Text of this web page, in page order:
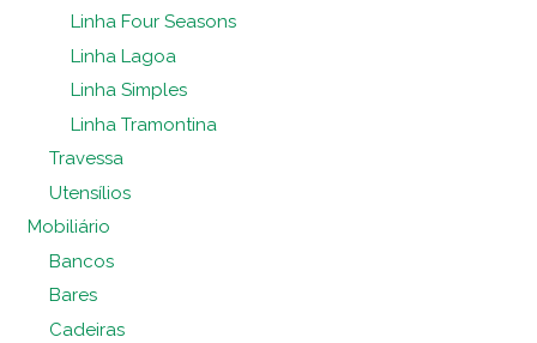
Linha Four Seasons
Linha Lagoa
Linha Simples
Linha Tramontina
Travessa
Utensílios
Mobiliário
Bancos
Bares
Cadeiras